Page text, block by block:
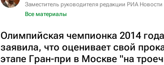
Заместитель руководителя редакции РИА
Все материалы
Олимпийская чемпионка 2014
заявила, что оценивает свой
этапе Гран-при в Москве "на